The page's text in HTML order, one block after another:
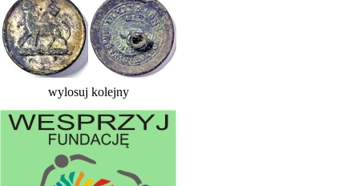
wylosuj kolejny